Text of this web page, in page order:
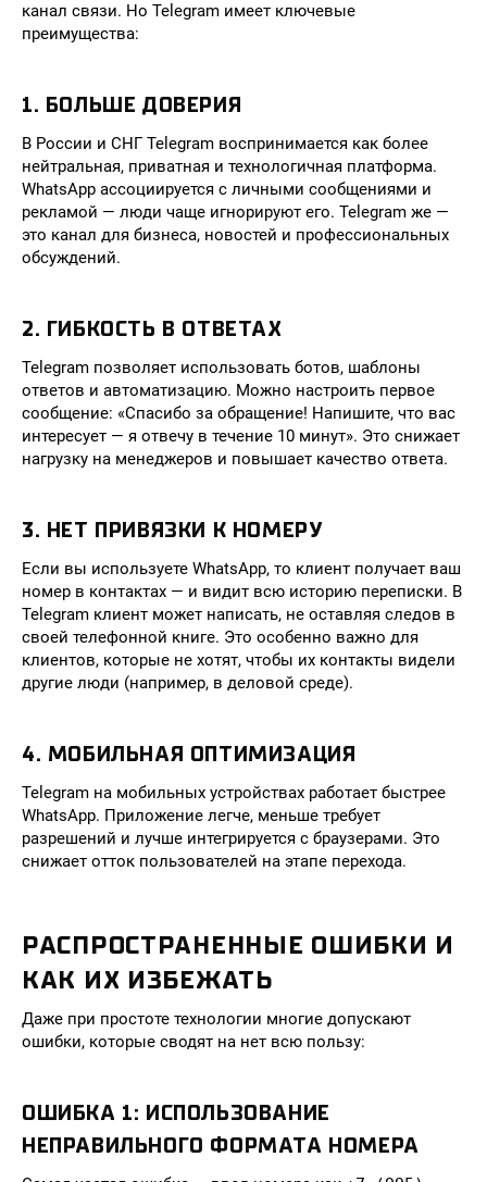
канал связи. Но Telegram имеет ключевые
преимущества:
1. БОЛЬШЕ ДОВЕРИЯ
В России и СНГ Telegram воспринимается как более
нейтральная, приватная и технологичная платформа.
WhatsApp ассоциируется с личными сообщениями и
рекламой — люди чаще игнорируют его. Telegram же —
это канал для бизнеса, новостей и профессиональных
обсуждений.
2. ГИБКОСТЬ В ОТВЕТАХ
Telegram позволяет использовать ботов, шаблоны
ответов и автоматизацию. Можно настроить первое
сообщение: «Спасибо за обращение! Напишите, что вас
интересует — я отвечу в течение 10 минут». Это снижает
нагрузку на менеджеров и повышает качество ответа.
3. НЕТ ПРИВЯЗКИ К НОМЕРУ
Если вы используете WhatsApp, то клиент получает ваш
номер в контактах — и видит всю историю переписки. В
Telegram клиент может написать, не оставляя следов в
своей телефонной книге. Это особенно важно для
клиентов, которые не хотят, чтобы их контакты видели
другие люди (например, в деловой среде).
4. МОБИЛЬНАЯ ОПТИМИЗАЦИЯ
Telegram на мобильных устройствах работает быстрее
WhatsApp. Приложение легче, меньше требует
разрешений и лучше интегрируется с браузерами. Это
снижает отток пользователей на этапе перехода.
РАСПРОСТРАНЕННЫЕ ОШИБКИ И
КАК ИХ ИЗБЕЖАТЬ
Даже при простоте технологии многие допускают
ошибки, которые сводят на нет всю пользу:
ОШИБКА 1: ИСПОЛЬЗОВАНИЕ
НЕПРАВИЛЬНОГО ФОРМАТА НОМЕРА